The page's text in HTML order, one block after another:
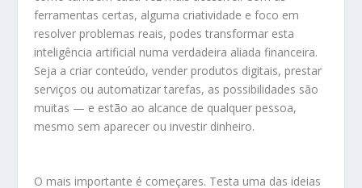
ferramentas certas, alguma criatividade e foco em
resolver problemas reais, podes transformar esta
inteligência artificial numa verdadeira aliada financeira.
Seja a criar conteúdo, vender produtos digitais, prestar
serviços ou automatizar tarefas, as possibilidades são
muitas — e estão ao alcance de qualquer pessoa,
mesmo sem aparecer ou investir dinheiro.
O mais importante é começares. Testa uma das ideias